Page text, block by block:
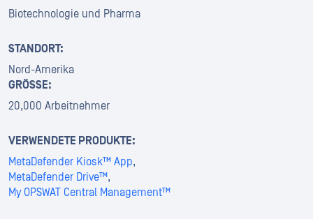
Biotechnologie und Pharma
STANDORT:
Nord-Amerika
GRÖSSE:
20,000 Arbeitnehmer
VERWENDETE PRODUKTE:
MetaDefender Kiosk™ App,
MetaDefender Drive™,
My OPSWAT Central Management™